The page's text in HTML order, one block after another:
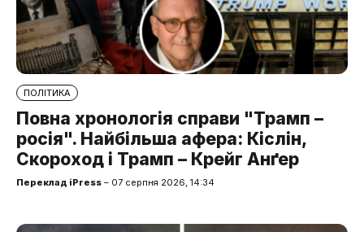
ПОЛІТИКА
Повна хронологія справи "Трамп –
росія". Найбільша афера: Кіслін,
Скороход і Трамп – Крейг Анґер
Переклад iPress – 07 серпня 2026, 14:34